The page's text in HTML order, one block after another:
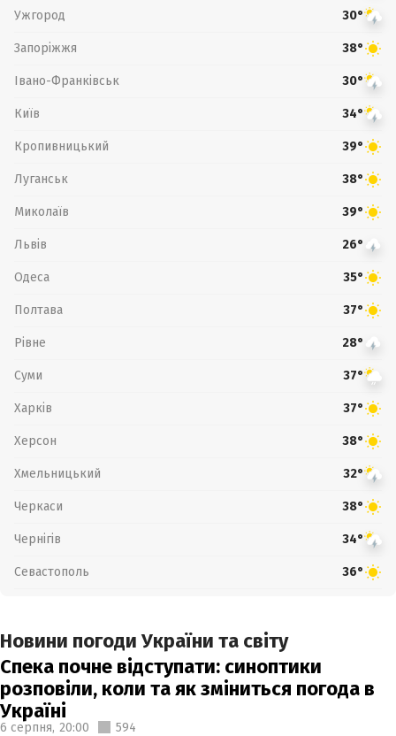
Ужгород 30°
Запоріжжя 38°
Івано-Франківськ 30°
Київ 34°
Кропивницький 39°
Луганськ 38°
Миколаїв 39°
Львів 26°
Одеса 35°
Полтава 37°
Рівне 28°
Суми 37°
Харків 37°
Херсон 38°
Хмельницький 32°
Черкаси 38°
Чернігів 34°
Севастополь 36°
Новини погоди України та світу
Спека почне відступати: синоптики
розповіли, коли та як зміниться погода в
Україні
6 серпня, 20:00 594